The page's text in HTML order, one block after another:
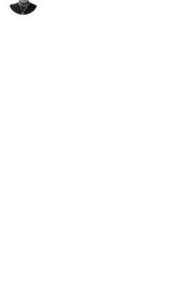
Al día siguiente de que el
Puente (PSOE), haya